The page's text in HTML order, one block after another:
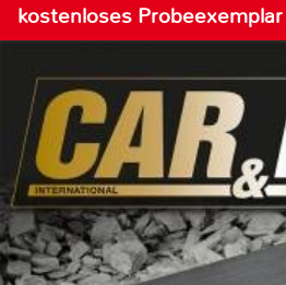
kostenloses Probeexemplar